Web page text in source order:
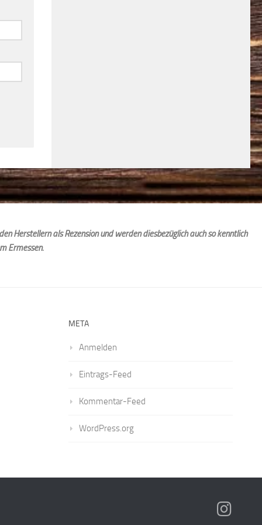
Herstellern als Rezension und werden diesbezüglich auch so kenntlich
Ermessen.
META
Anmelden
Eintrags-Feed
Kommentar-Feed
WordPress.org